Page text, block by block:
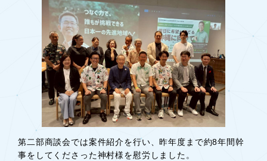
第二部商談会では案件紹介を行い、昨年度まで約8年間幹
事をしてくださった神村様を慰労しました。